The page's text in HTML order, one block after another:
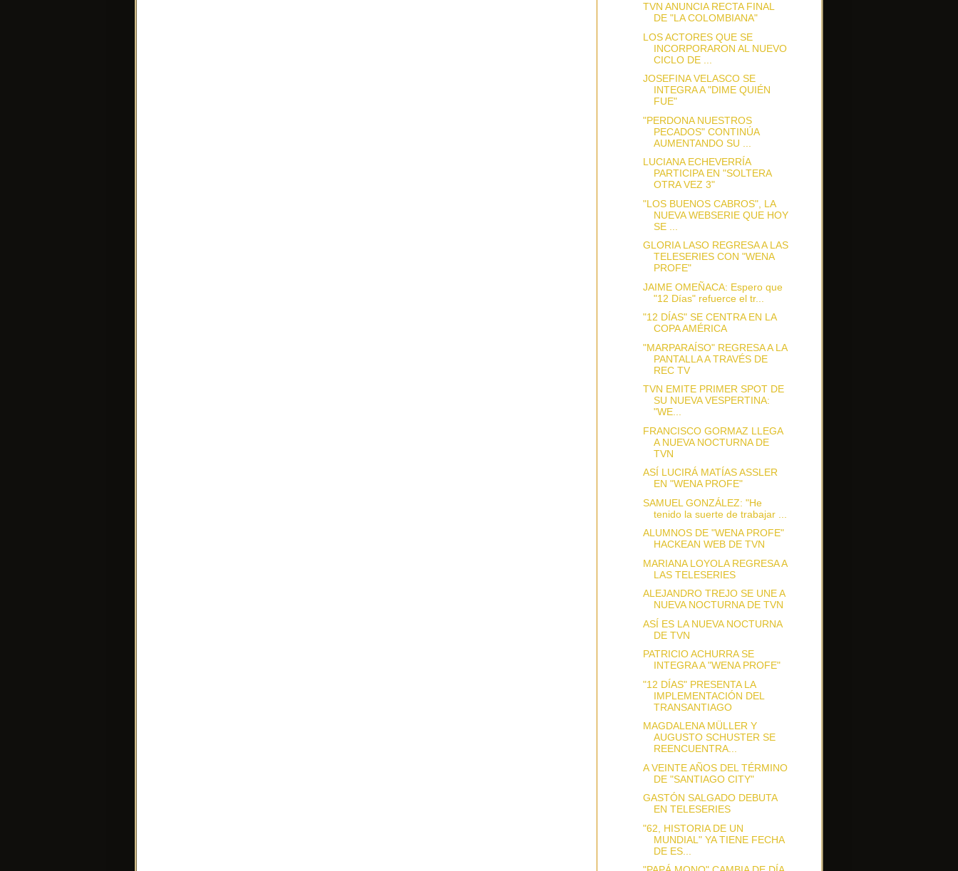
TVN ANUNCIA RECTA FINAL
DE "LA COLOMBIANA"
LOS ACTORES QUE SE
INCORPORARON AL NUEVO
CICLO DE ...
JOSEFINA VELASCO SE
INTEGRA A "DIME QUIÉN
FUE"
"PERDONA NUESTROS
PECADOS" CONTINÚA
AUMENTANDO SU ...
LUCIANA ECHEVERRÍA
PARTICIPA EN "SOLTERA
OTRA VEZ 3"
"LOS BUENOS CABROS", LA
NUEVA WEBSERIE QUE HOY
SE ...
GLORIA LASO REGRESA A LAS
TELESERIES CON "WENA
PROFE"
JAIME OMEÑACA: Espero que
"12 Días" refuerce el tr...
"12 DÍAS" SE CENTRA EN LA
COPA AMÉRICA
"MARPARAÍSO" REGRESA A LA
PANTALLA A TRAVÉS DE
REC TV
TVN EMITE PRIMER SPOT DE
SU NUEVA VESPERTINA:
"WE...
FRANCISCO GORMAZ LLEGA
A NUEVA NOCTURNA DE
TVN
ASÍ LUCIRÁ MATÍAS ASSLER
EN "WENA PROFE"
SAMUEL GONZÁLEZ: "He
tenido la suerte de trabajar ...
ALUMNOS DE "WENA PROFE"
HACKEAN WEB DE TVN
MARIANA LOYOLA REGRESA A
LAS TELESERIES
ALEJANDRO TREJO SE UNE A
NUEVA NOCTURNA DE TVN
ASÍ ES LA NUEVA NOCTURNA
DE TVN
PATRICIO ACHURRA SE
INTEGRA A "WENA PROFE"
"12 DÍAS" PRESENTA LA
IMPLEMENTACIÓN DEL
TRANSANTIAGO
MAGDALENA MÜLLER Y
AUGUSTO SCHUSTER SE
REENCUENTRA...
A VEINTE AÑOS DEL TÉRMINO
DE "SANTIAGO CITY"
GASTÓN SALGADO DEBUTA
EN TELESERIES
"62, HISTORIA DE UN
MUNDIAL" YA TIENE FECHA
DE ES...